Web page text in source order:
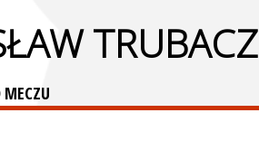
TRUBACZ